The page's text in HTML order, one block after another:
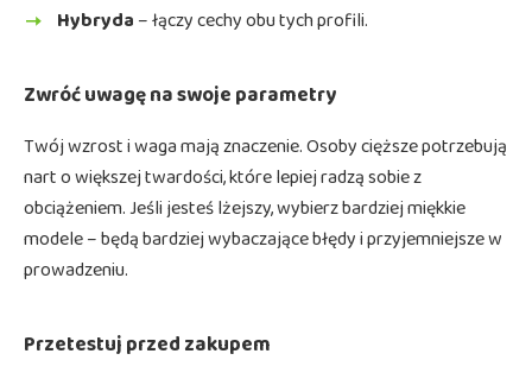
Hybryda – łączy cechy obu tych profili.
Zwróć uwagę na swoje parametry
Twój wzrost i waga mają znaczenie. Osoby cięższe potrzebują
nart o większej twardości, które lepiej radzą sobie z
obciążeniem. Jeśli jesteś lżejszy, wybierz bardziej miękkie
modele – będą bardziej wybaczające błędy i przyjemniejsze w
prowadzeniu.
Przetestuj przed zakupem